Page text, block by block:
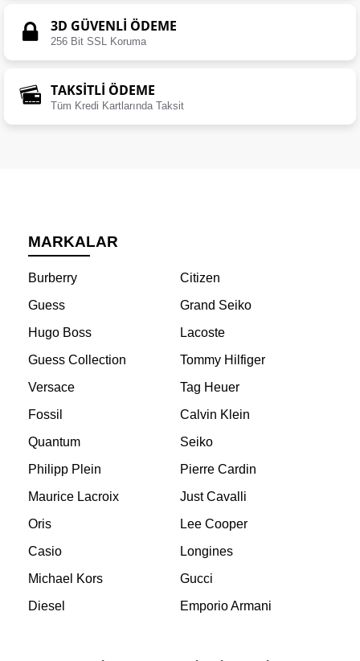
3D GÜVENLİ ÖDEME
256 Bit SSL Koruma
TAKSİTLİ ÖDEME
Tüm Kredi Kartlarında Taksit
MARKALAR
Burberry
Citizen
Guess
Grand Seiko
Hugo Boss
Lacoste
Guess Collection
Tommy Hilfiger
Versace
Tag Heuer
Fossil
Calvin Klein
Quantum
Seiko
Philipp Plein
Pierre Cardin
Maurice Lacroix
Just Cavalli
Oris
Lee Cooper
Casio
Longines
Michael Kors
Gucci
Diesel
Emporio Armani